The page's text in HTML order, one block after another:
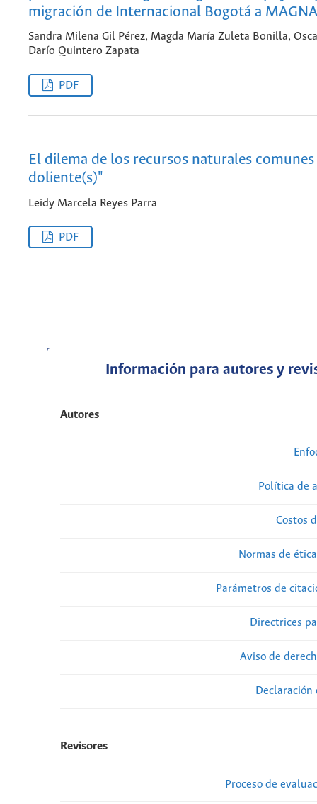
migración de Internacional Bogotá a MAGNA
Sandra Milena Gil Pérez, Magda María Zuleta Bonilla,
Darío Quintero Zapata
PDF
El dilema de los recursos naturales
doliente(s)"
Leidy Marcela Reyes Parra
PDF
Información para autores y
Autores
Política de
Costos
Normas de
Parámetros de
Directrices
Aviso de
Revisores
Proceso de